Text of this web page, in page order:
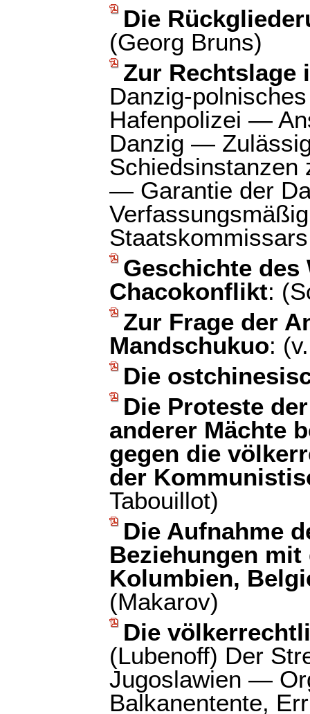
Die
(Georg Bruns)
Zur Rechtslage
Danzig-
Hafenpolizei —
Danzig —
Schiedsinstanzen
— Garantie der
Staatskommissars
Geschichte des
Chacokonflikt:
Zur Frage der
Mandschukuo:
Die
Die Proteste
anderer Mächte
gegen die
der
Tabouillot)
Die Aufnahme
Beziehungen
Kolumbien,
(Makarov)
Die
(Lubenoff) Der
Jugoslawien —
Balkanentente,